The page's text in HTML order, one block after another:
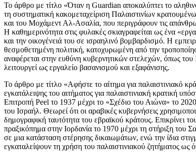
Το άρθρο με τίτλο «Όταν η Guardian αποκαλύπτει το
τη συστηματική κακομεταχείριση Παλαιστινίων
και του Μοχάμεντ Αλ-Ασαλία, που περιγράφουν τις
Η καθημερινότητα στις φυλακές σκιαγραφείται ως ένα
και την οικογένειά του σε ισραηλινό βομβαρδισμό. Η
θεσμοθετημένη πολιτική, κατοχυρωμένη από την
αναφέρεται στην ευθύνη κυβερνητικών στελεχών, όπως
λειτουργεί ως εργαλείο βασανισμού και εξαφάνισης.
Το άρθρο με τίτλο «Αφήστε το αίτημα για παλαιστινιακό
εγκατάλειψης του αιτήματος για παλαιστινιακή κρατική
Επιτροπή Peel το 1937 μέχρι το «Σχέδιο του Αιώνα» το
του Ισραήλ. Θεωρεί ότι οι αραβικές κυβερνήσεις
δημογραφική ταυτότητα του εβραϊκού κράτους. Επικρίνει
πραξικόπημα στην Ιορδανία το 1970 μέχρι τη στήριξη του
σε μια κατάσταση στέρησης δικαιωμάτων, ενώ την ίδια
εγκαταλείψουν τη χρήση του παλαιστινιακού ζητήματος ως